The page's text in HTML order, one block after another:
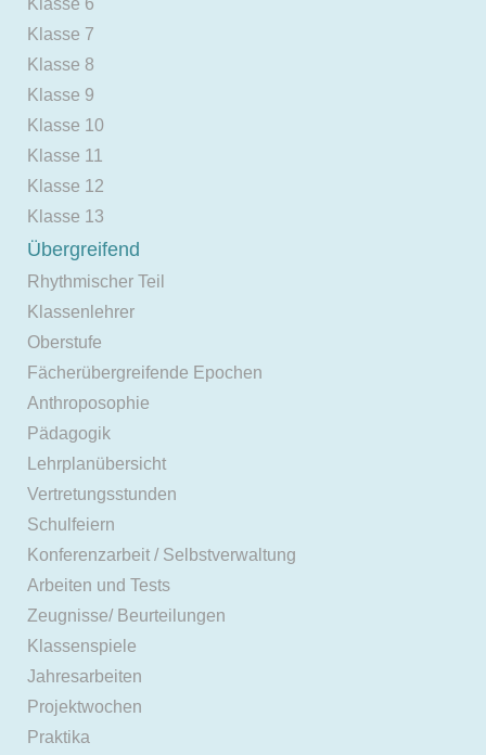
Klasse 6
Klasse 7
Klasse 8
Klasse 9
Klasse 10
Klasse 11
Klasse 12
Klasse 13
Übergreifend
Rhythmischer Teil
Klassenlehrer
Oberstufe
Fächerübergreifende Epochen
Anthroposophie
Pädagogik
Lehrplanübersicht
Vertretungsstunden
Schulfeiern
Konferenzarbeit / Selbstverwaltung
Arbeiten und Tests
Zeugnisse/ Beurteilungen
Klassenspiele
Jahresarbeiten
Projektwochen
Praktika